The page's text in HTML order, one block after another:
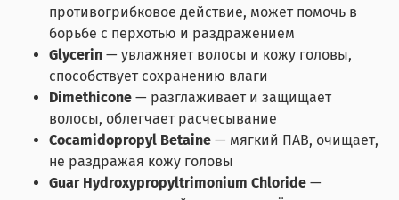
противогрибковое действие, может помочь в
борьбе с перхотью и раздражением
Glycerin — увлажняет волосы и кожу головы,
способствует сохранению влаги
Dimethicone — разглаживает и защищает
волосы, облегчает расчесывание
Cocamidopropyl Betaine — мягкий ПАВ, очищает,
не раздражая кожу головы
Guar Hydroxypropyltrimonium Chloride —